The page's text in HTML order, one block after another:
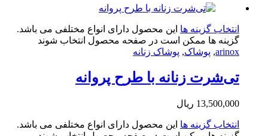
گزینه ها این محصول دارای انواع مختلفی می باشد.
ها ممکن است در صفحه محصول انتخاب شوند
پوشاک,پوشاک زنانه
زنانه با طرح پروانه
ریال
گزینه ها این محصول دارای انواع مختلفی می باشد.